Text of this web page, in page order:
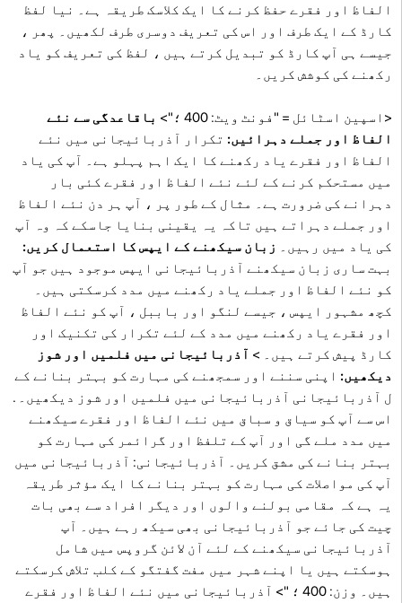
الفاظ اور فقرے حفظ کرنے کا ایک کلاسک طریقہ ہے۔ نیا لفظ
کارڈ کے ایک طرف اور اس کی تعریف دوسری طرف لکھیں۔ پھر ،
جیسے ہی آپ کارڈ کو تبدیل کرتے ہیں ، لفظ کی تعریف کو یاد
رکھنے کی کوشش کریں۔
<اسپین اسٹائل = "فونٹ ویٹ: 400 ؛">
باقاعدگی سے نئے
الفاظ اور جملے دہرائیں: تکرار آذربائیجانی میں نئے
الفاظ اور فقرے یاد رکھنے کا ایک اہم پہلو ہے۔ آپ کی یاد
میں مستحکم کرنے کے لئے نئے الفاظ اور فقرے کئی بار
دہرانے کی ضرورت ہے۔ مثال کے طور پر ، آپ ہر دن نئے الفاظ
اور جملے دہراتے ہیں تاکہ یہ یقینی بنایا جاسکے کہ وہ آپ
کی یاد میں رہیں۔
زبان سیکھنے کے ایپس کا استعمال کریں:
بہت ساری زبان سیکھنے آذربائیجانی ایپس موجود ہیں جو آپ
کو نئے الفاظ اور جملے یاد رکھنے میں مدد کرسکتی ہیں۔
کچھ مشہور ایپس ، جیسے لنگو اور باببل ، آپ کو نئے الفاظ
اور فقرے یاد رکھنے میں مدد کے لئے تکرار کی تکنیک اور
کارڈ پیش کرتے ہیں۔ > آذربائیجانی میں فلمیں اور شوز
دیکھیں: اپنی سننے اور سمجھنے کی مہارت کو بہتر بنانے کے
ل آذربائیجانی آذربائیجانی میں فلمیں اور شوز دیکھیں۔ .
اس سے آپ کو سیاق و سباق میں نئے الفاظ اور فقرے سیکھنے
میں مدد ملے گی اور آپ کے تلفظ اور گرائمر کی مہارت کو
بہتر بنانے کی مشق کریں۔ آذربائیجانی: آذربائیجانی میں
آپ کی مواصلات کی مہارت کو بہتر بنانے کا ایک مؤثر طریقہ
یہ ہے کہ مقامی بولنے والوں اور دیگر افراد سے بھی بات
چیت کی جائے جو آذربائیجانی بھی سیکھ رہے ہیں۔ آپ
آذربائیجانی سیکھنے کے لئے آن لائن گروپس میں شامل
ہوسکتے ہیں یا اپنے شہر میں مفت گفتگو کے کلب تلاش کرسکتے
ہیں۔ وزن: 400 ؛ "> آذربائیجانی میں نئے الفاظ اور فقرے